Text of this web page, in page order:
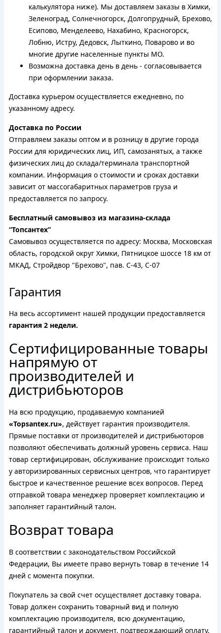
калькулятора ниже). Мы доставляем заказы в Химки,
Зеленоград, Солнечногорск, Долгопрудный, Брехово,
Есипово, Менделеево, Нахабино, Красногорск,
Лобню, Истру, Дедовск, Лыткино, Поварово и во
многие другие населенные пункты МО.
Возможна доставка день в день - согласовывается
при оформлении заказа.
Доставка курьером осуществляется ежедневно, по
указанному адресу.
Доставка по России
Отправляем заказы оптом и в розницу в другие города
России для юридических лиц, ИП, самозанятых, а также
физических лиц до склада/терминала транспортной
компании. Информация о стоимости и сроках доставки
зависит от массогабаритных параметров груза и
предоставляется по запросу.
Бесплатный самовывоз из магазина-склада
“Топсантех”
Самовывоз осуществляется по адресу: Москва, Московская
область, городской округ Химки, Пятницкое шоссе 18 км от
МКАД, Стройдвор "Брехово", пав. С-43, С-07
Гарантия
На весь ассортимент нашей продукции предоставляется
гарантия 2 недели.
Сертифицированные товары
напрямую от
производителей и
дистрибьюторов
На всю продукцию, продаваемую компанией
«Topsantex.ru», действует гарантия производителя.
Прямые поставки от производителей и дистрибьюторов
позволяют обеспечивать должный уровень сервиса. Наш
товар сертифицирован, обслуживание происходит только
у авторизированных сервисных центров, что гарантирует
быстрое и качественное решение всех вопросов. Перед
отправкой товара менеджер проверяет комплектацию и
заполняет гарантийный талон.
Возврат товара
В соответствии с законодательством Российской
Федерации, Вы имеете право вернуть товар в течение 14
дней с момента покупки.
Покупатель за свой счет осуществляет доставку товара.
Товар должен сохранить товарный вид и полную
комплектацию производителя, всю документацию,
гарантийный талон и документ, подтверждающий оплату.